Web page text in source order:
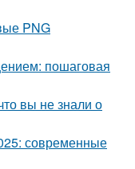
PNG
пошаговая
вы не знали о
современные